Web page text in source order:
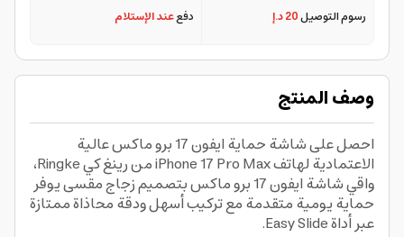
رسوم التوصيل20 د.إ دفععند الإستلام
وصف المنتج
احصل على شاشة حماية ايفون 17 برو ماكس عالية
الاعتمادية لهاتف iPhone 17 Pro Max من رينغ كي Ringke،
واقي شاشة ايفون 17 برو ماكس بتصميم زجاج مقسى يوفر
حماية يومية متقدمة مع تركيب أسهل ودقة محاذاة ممتازة
عبر أداة Easy Slide.